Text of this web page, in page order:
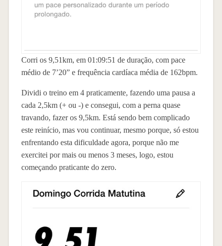
Corri os 9,51km, em 01:09:51 de duração, com pace
médio de 7’20” e frequência cardíaca média de 162bpm.
Dividi o treino em 4 praticamente, fazendo uma pausa a
cada 2,5km (+ ou -) e consegui, com a perna quase
travando, fazer os 9,5km. Está sendo bem complicado
este reinício, mas vou continuar, mesmo porque, só estou
enfrentando esta dificuldade agora, porque não me
exercitei por mais ou menos 3 meses, logo, estou
começando praticante do zero.